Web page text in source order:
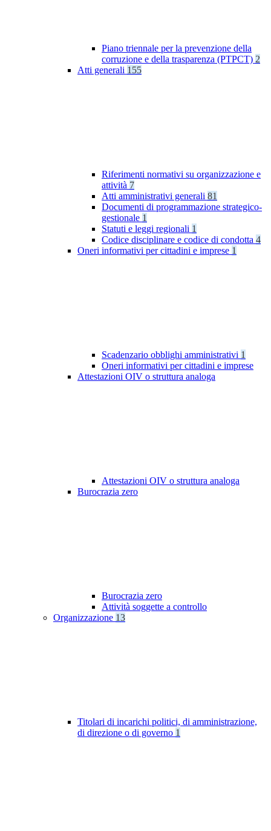
Piano triennale per la prevenzione della
corruzione e della trasparenza (PTPCT) 2
Atti generali 155
Riferimenti normativi su organizzazione e
attività 7
Atti amministrativi generali 81
Documenti di programmazione strategico-
gestionale 1
Statuti e leggi regionali 1
Codice disciplinare e codice di condotta 4
Oneri informativi per cittadini e imprese 1
Scadenzario obblighi amministrativi 1
Oneri informativi per cittadini e imprese
Attestazioni OIV o struttura analoga
Attestazioni OIV o struttura analoga
Burocrazia zero
Burocrazia zero
Attività soggette a controllo
Organizzazione 13
Titolari di incarichi politici, di amministrazione,
di direzione o di governo 1